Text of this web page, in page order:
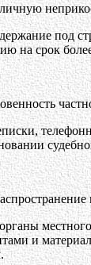
под
на срок
и